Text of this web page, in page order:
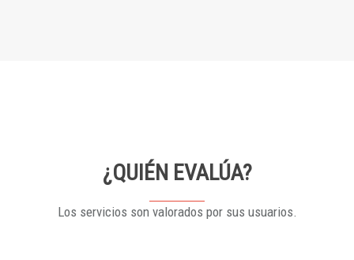
¿QUIÉN EVALÚA?
Los servicios son valorados por sus usuarios.